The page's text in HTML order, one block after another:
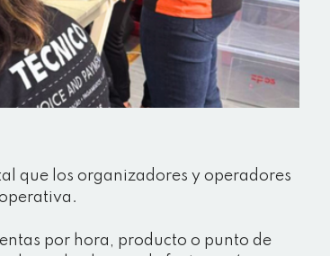
que los organizadores y operadores
por hora, producto o punto de